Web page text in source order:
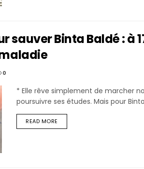
sauver Binta Baldé : à
0
* Elle rêve simplement de marcher
poursuivre ses études. Mais pour
READ MORE